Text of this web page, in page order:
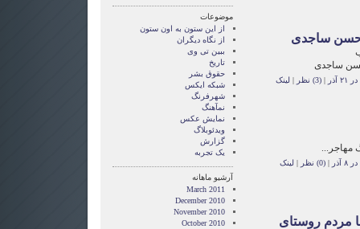
حسن ساجدی
ساجدی
|(3) نظر | لینک
مهاجر...
آذر |(0) نظر | لینک
مردم روستای
موضوعات
از این ستون به اون ستون
از نگاه دیگران
ببین تی وی
تاریخ
حقوق بشر
شبکه ایکس
شهرفرنگ
نمآهنگ
نمایش عکس
ویدئوبلاگ
گزارش
یک تجربه
آرشیو ماهانه
March 2011
December 2010
November 2010
October 2010